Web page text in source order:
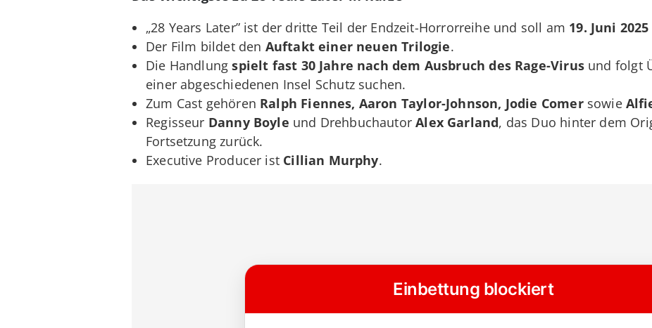
„28 Years Later” ist der dritte Teil der Endzeit-Horrorreihe und soll am 19. Juni 2025
Der Film bildet den Auftakt einer neuen Trilogie.
Die Handlungspielt fast 30 Jahre nach dem Ausbruch des Rage-Virusund folgt
einer abgeschiedenen Insel Schutz suchen.
Zum Cast gehören Ralph Fiennes, Aaron Taylor-Johnson, Jodie Comersowie
Regisseur Danny Boyle und DrehbuchautorAlex Garland, das Duo hinter dem
Fortsetzung zurück.
Executive Producer ist Cillian Murphy.